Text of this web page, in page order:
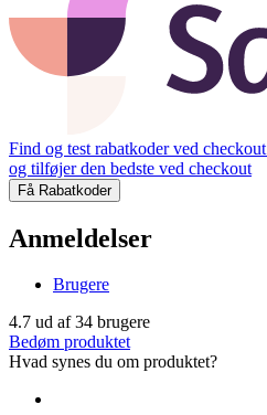
Find og test rabatkoder ved checkout
og tilføjer den bedste ved checkout
Få Rabatkoder
Anmeldelser
Brugere
4.7 ud af34 brugere
Bedøm produktet
Hvad synes du om produktet?